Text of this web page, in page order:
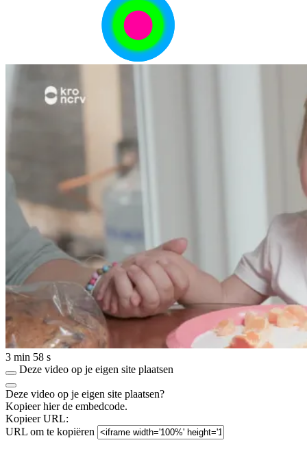
3 min 58 s
Deze video op je eigen site plaatsen
Deze video op je eigen site plaatsen?
Kopieer hier de embedcode.
Kopieer URL:
URL om te kopiëren